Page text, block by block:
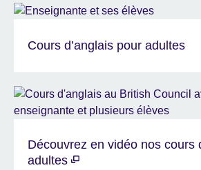
Cours d’anglais pour adultes
Découvrez en vidéo nos cours
adultes